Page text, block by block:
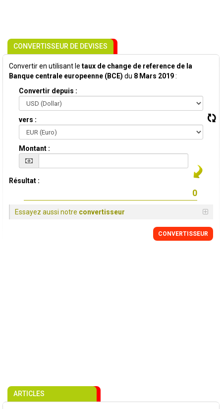
CONVERTISSEUR DE DEVISES
Convertir en utilisant le taux de change de reference de la
Banque centrale europeenne (BCE) du 8 Mars 2019:
Convertir depuis :
vers :
Montant :
Résultat :
Essayez aussi notre convertisseur
CONVERTISSEUR
ARTICLES